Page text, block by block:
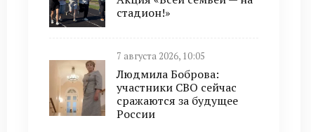
стадион!»
7 августа 2026, 10:05
Людмила Боброва:
участники СВО сейчас
сражаются за будущее
России